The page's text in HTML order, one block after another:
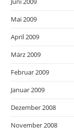
Mai 2009
April 2009
März 2009
Februar 2009
Januar 2009
Dezember 2008
November 2008